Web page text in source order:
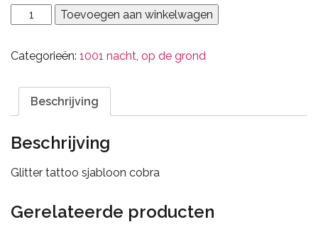
Cobra
aantal
Toevoegen aan winkelwagen
Categorieën: 1001 nacht op de grond
Beschrijving
Beschrijving
Glitter tattoo sjabloon cobra
Gerelateerde producten